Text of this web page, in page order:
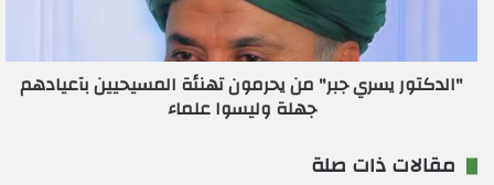
"الدكتور يسري جبر" من يحرمون تهنئة المسيحيين بآعيادهم
جهلة وليسوا علماء
مقالات ذات صلة